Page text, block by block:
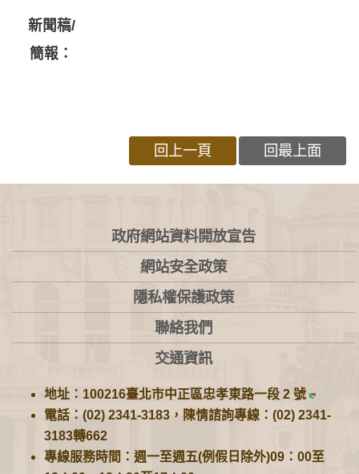
新聞稿/
簡報：
回上一頁 回最上面
:::
政府網站資料開放宣告
網站安全政策
隱私權保護政策
聯絡我們
交通資訊
地址：100216臺北市中正區忠孝東路一段 2 號
電話：(02) 2341-3183，陳情諮詢專線：(02) 2341-
3183轉662
專線服務時間：週一至週五(例假日除外)09：00至